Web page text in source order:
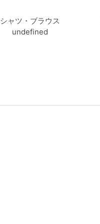
シャツ・ブラウス
undefined